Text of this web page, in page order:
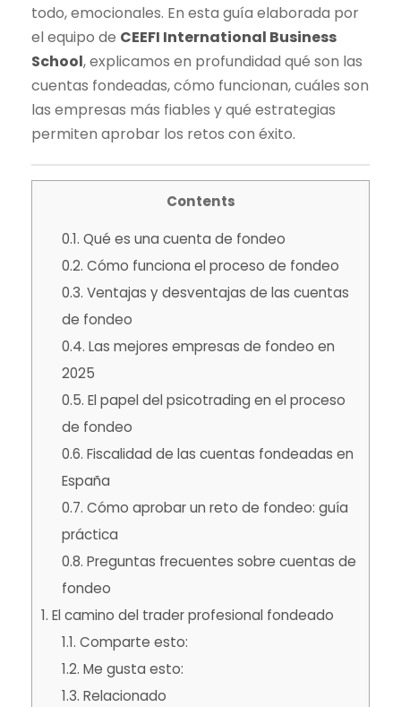
todo, emocionales. En esta guía elaborada por
el equipo de CEEFI International Business
School, explicamos en profundidad qué son las
cuentas fondeadas, cómo funcionan, cuáles son
las empresas más fiables y qué estrategias
permiten aprobar los retos con éxito.
Contents
0.1. Qué es una cuenta de fondeo
0.2. Cómo funciona el proceso de fondeo
0.3. Ventajas y desventajas de las cuentas
de fondeo
0.4. Las mejores empresas de fondeo en
2025
0.5. El papel del psicotrading en el proceso
de fondeo
0.6. Fiscalidad de las cuentas fondeadas en
España
0.7. Cómo aprobar un reto de fondeo: guía
práctica
0.8. Preguntas frecuentes sobre cuentas de
fondeo
1. El camino del traderprofesional fondeado
1.1. Comparte esto:
1.2. Me gusta esto:
1.3. Relacionado